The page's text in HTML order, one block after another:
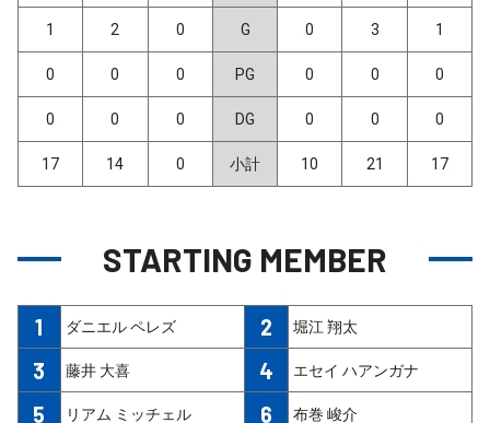
1 2 0 G 0 3 1
0 0 0 PG 0 0 0
0 0 0 DG 0 0 0
17 14 0 小計 10 21 17
STARTING MEMBER
1 ダニエル ペレズ 2 堀江 翔太
3 藤井 大喜 4 エセイ ハアンガナ
5 リアム ミッチェル 6 布巻 峻介